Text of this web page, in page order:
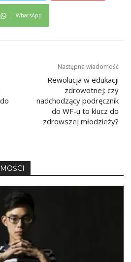
WhatsApp
Następna wiadomość
Rewolucja w edukacji
zdrowotnej: czy
nadchodzący podręcznik
do WF-u to klucz do
zdrowszej młodzieży?